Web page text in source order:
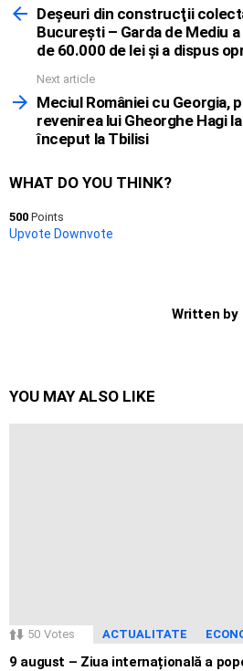
moreDeşeuri din construcţii
Bucureşti – Garda de Mediu
de 60.000 de lei şi a dispus
Next article
Meciul României cu Georgia,
revenirea lui Gheorghe Hagi
început la Tbilisi
WHAT DO YOU THINK?
500 Points
Upvote Downvote
Written by
YOU MAY ALSO LIKE
50 Votes ACTUALITATE
9 august – Ziua internațională a